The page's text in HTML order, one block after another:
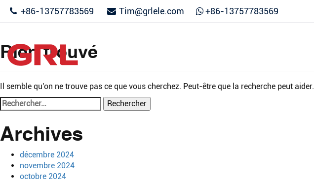
+86-13757783569 Tim@grlele.com +86-13757783569
Rien trouvé
Il semble qu'on ne trouve pas ce que vous cherchez. Peut-être que la recherche peut aider.
Rechercher :
Archives
décembre 2024
novembre 2024
octobre 2024